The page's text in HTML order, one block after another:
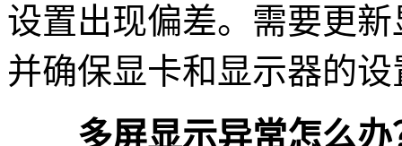
设置出现偏差。需要更
并确保显卡和显示器的
多屏显示异常怎么办